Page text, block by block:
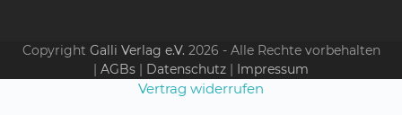
Copyright Galli Verlag e.V. 2026 - Alle Rechte vorbehalten
| AGBs | Datenschutz | Impressum
Vertrag widerrufen